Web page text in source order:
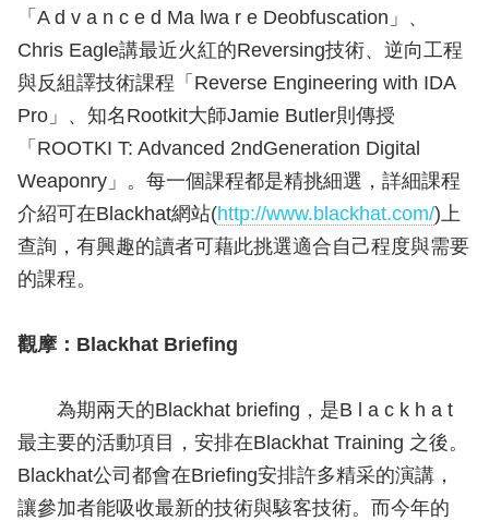
「A d v a n c e d Ma lwa r e Deobfuscation」、
Chris Eagle講最近火紅的Reversing技術、逆向工程
與反組譯技術課程「Reverse Engineering with IDA
Pro」、知名Rootkit大師Jamie Butler則傳授
「ROOTKI T: Advanced 2ndGeneration Digital
Weaponry」。每一個課程都是精挑細選，詳細課程
介紹可在Blackhat網站(http://www.blackhat.com/)上
查詢，有興趣的讀者可藉此挑選適合自己程度與需要
的課程。
觀摩：Blackhat Briefing
為期兩天的Blackhat briefing，是B l a c k h a t
最主要的活動項目，安排在Blackhat Training 之後。
Blackhat公司都會在Briefing安排許多精采的演講，
讓參加者能吸收最新的技術與駭客技術。而今年的